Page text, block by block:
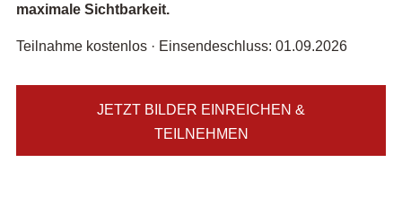
maximale Sichtbarkeit.
Teilnahme kostenlos · Einsendeschluss: 01.09.2026
JETZT BILDER EINREICHEN &
TEILNEHMEN